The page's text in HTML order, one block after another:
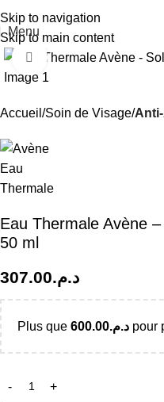
Skip to navigation
Skip to main content
Menu
Click to enlarge
Accueil Soin de Visage
Eau Thermale Avène
50 ml
د.م.307.00
Plus que د.م.600.00 pour